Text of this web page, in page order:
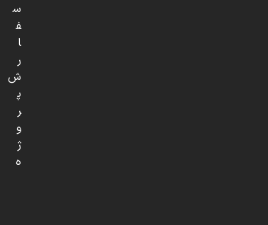
س
ف
ا
ر
ش
پ
ر
و
ژ
ه